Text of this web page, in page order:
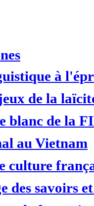
à
de la
blanc de la
au Vietnam
culture
des savoirs